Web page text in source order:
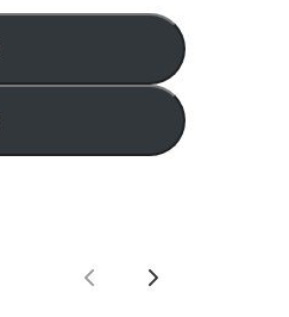
PreviousNext